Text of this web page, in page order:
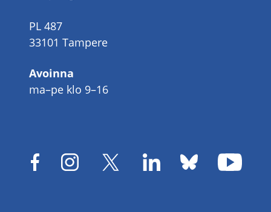
PL 487
33101 Tampere
Avoinna
ma–pe klo 9–16